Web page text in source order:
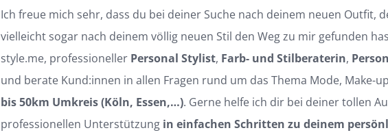
Ich freue mich sehr, dass du bei deiner Suche nach deinem neuen Outfit,
vielleicht sogar nach deinem völlig neuen Stil den Weg zu mir gefunden
style.me, professioneller Personal Stylist, Farb- und Stilberaterin,
und berate Kund:innen in allen Fragen rund um das Thema Mode, Make-
bis 50km Umkreis (Köln, Essen,…). Gerne helfe ich dir bei deiner tollen
professionellen Unterstützung in einfachen Schritten zu deinem